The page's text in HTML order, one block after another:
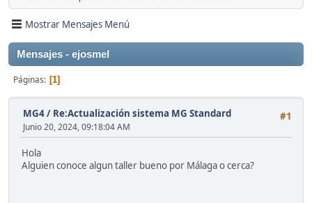
Mostrar Mensajes Menú
Mensajes - ejosmel
Páginas 1
#1
MG4/ Re:Actualización sistema MG Standard
Junio 20, 2024, 09:18:04 AM
Hola
Alguien conoce algun taller bueno por Málaga o cerca?